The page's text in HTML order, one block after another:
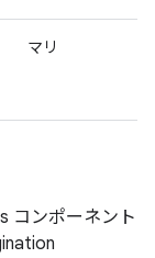
マリ
コンポーネント